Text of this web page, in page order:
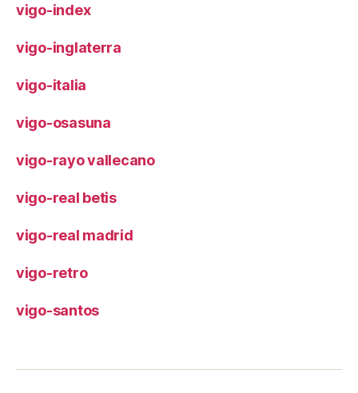
vigo-index
vigo-inglaterra
vigo-italia
vigo-osasuna
vigo-rayo vallecano
vigo-real betis
vigo-real madrid
vigo-retro
vigo-santos